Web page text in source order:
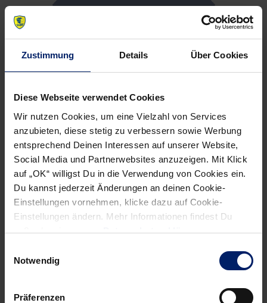
Zustimmung Details Über Cookies
Diese Webseite verwendet Cookies
Wir nutzen Cookies, um eine Vielzahl von Services
anzubieten, diese stetig zu verbessern sowie Werbung
entsprechend Deinen Interessen auf unserer Website,
Social Media und Partnerwebsites anzuzeigen. Mit Klick
auf „OK“ willigst Du in die Verwendung von Cookies ein.
Du kannst jederzeit Änderungen an deinen Cookie-
Einstellungen vornehmen, klicke dazu auf Cookie-
Einstellungen ändern. Mehr Informationen findest Du
außerdem in unsererDatenschutzerklärung.
Notwendig
Präferenzen